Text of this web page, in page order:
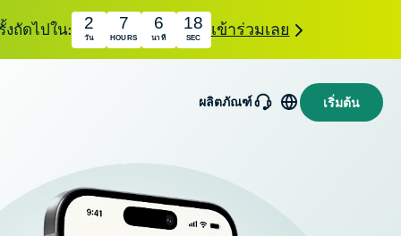
งถัดไปใน: 2
วัน
7
HOURS
6
นาที
17
SEC เข้าร่วมเลย
ผลิตภัณฑ์
องกล่องข้อความ
ข้าและตัวตนของ
โปรแกรม
แอนตี้ไวรัส
เริ่มต้น